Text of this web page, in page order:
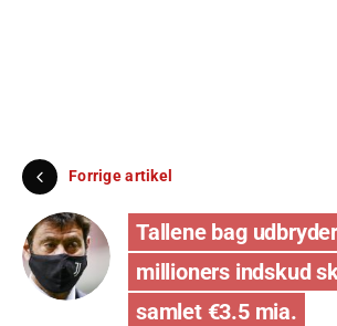
Forrige artikel
Tallene bag
millioners indskud
samlet €3.5 mia.